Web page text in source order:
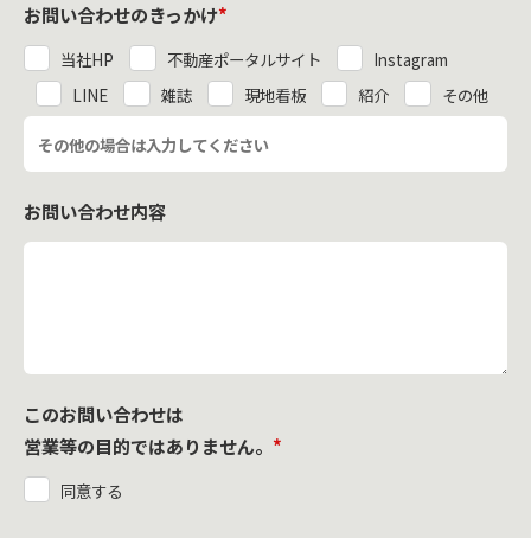
お問い合わせのきっかけ*
当社HP 不動産ポータルサイト
Instagram
LINE
雑誌 現地看板 紹介 その他
お問い合わせ内容
このお問い合わせは
営業等の目的ではありません。 *
同意する